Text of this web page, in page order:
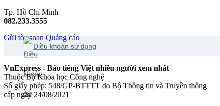
Tp. Hồ Chí Minh
082.233.3555
Gửi tòa soạn Quảng cáo
Điều khoản sử dụng
VnExpress - Báo tiếng Việt nhiều người xem nhất
Thuộc Bộ Khoa học Công nghệ
Số giấy phép: 548/GP-BTTTT do Bộ Thông tin và Truyền thông
cấp ngày 24/08/2021